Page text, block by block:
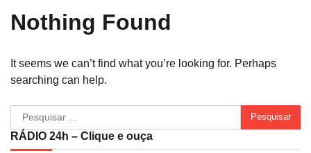
Nothing Found
It seems we can’t find what you’re looking for. Perhaps
searching can help.
Pesquisar
por:
RÁDIO 24h – Clique e ouça